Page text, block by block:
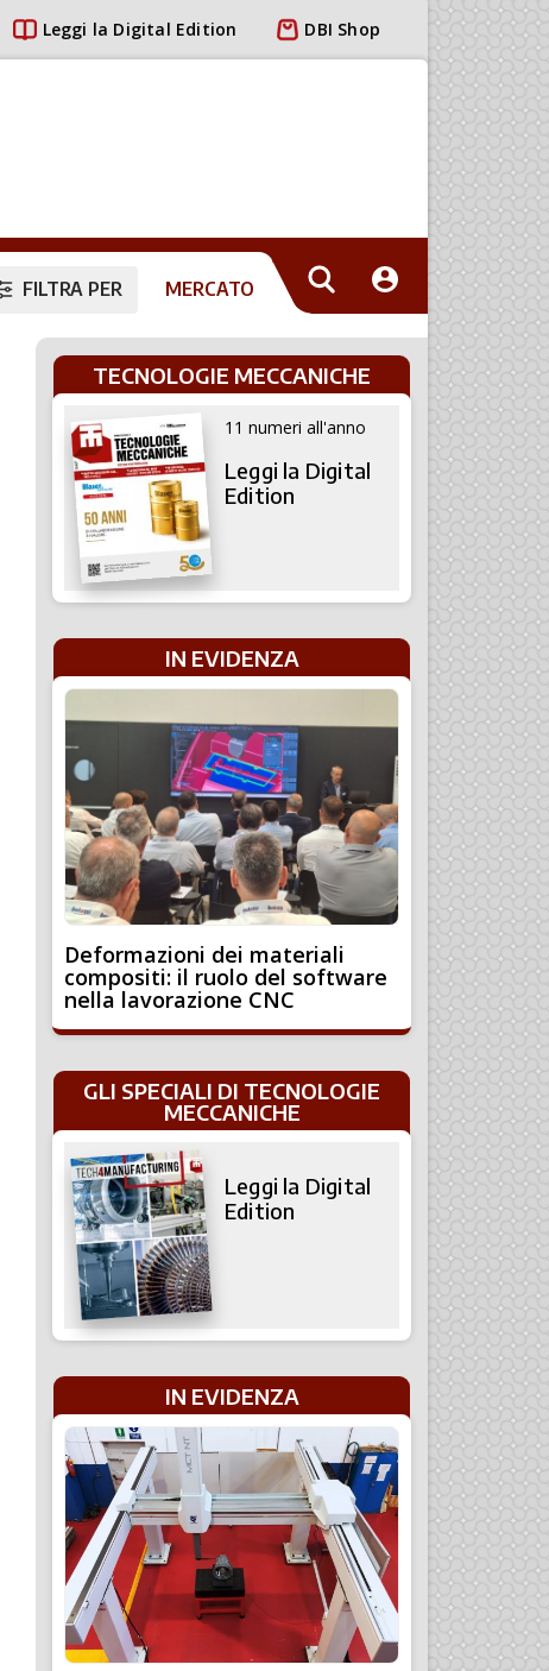
Leggi la Digital Edition DBI Shop
FILTRA PER MERCATO
TECNOLOGIE MECCANICHE
11 numeri all'anno
Leggi la Digital
Edition
IN EVIDENZA
Deformazioni dei materiali
compositi: il ruolo del software
nella lavorazione CNC
GLI SPECIALI DI TECNOLOGIE
MECCANICHE
Leggi la Digital
Edition
IN EVIDENZA